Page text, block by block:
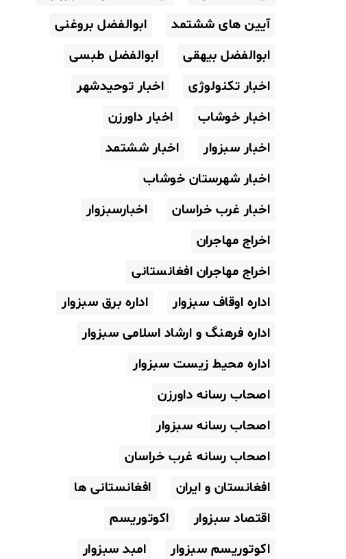
آیین های ششتمد
ابوالفضل بروغنی
ابوالفضل بیهقی
ابوالفضل طبسی
اخبار تکنولوژی
اخبار توحیدشهر
اخبار خوشاب
اخبار داورزن
اخبار سبزوار
اخبار ششتمد
اخبار شهرستان خوشاب
اخبار غرب خراسان
اخبارسبزوار
اخراج مهاجران
اخراج مهاجران افغانستانی
اداره اوقاف سبزوار
اداره برق سبزوار
اداره فرهنگ و ارشاد اسلامی سبزوار
اداره محیط زیست سبزوار
اصحاب رسانه داورزن
اصحاب رسانه سبزوار
اصحاب رسانه غرب خراسان
افغانستان و ایران
افغانستانی ها
اقتصاد سبزوار
اکوتوریسم
اکوتوریسم سبزوار
امبد سبزوار